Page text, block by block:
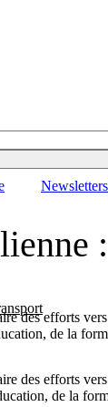
Newsletters
des efforts
de la
des efforts
de la